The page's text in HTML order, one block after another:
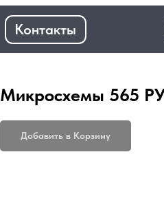
+7 (968)
+7 (923)
Микросхемы 565
Добавить в Корзину